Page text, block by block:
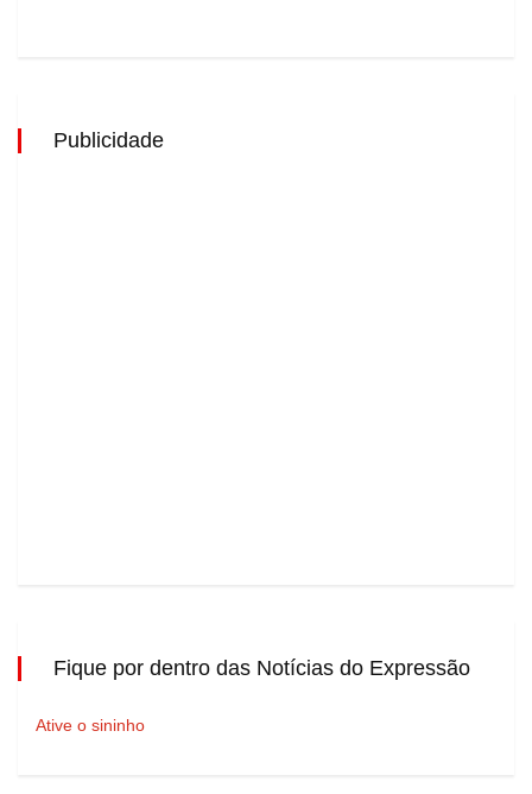
Publicidade
Fique por dentro das Notícias do Expressão
Ative o sininho